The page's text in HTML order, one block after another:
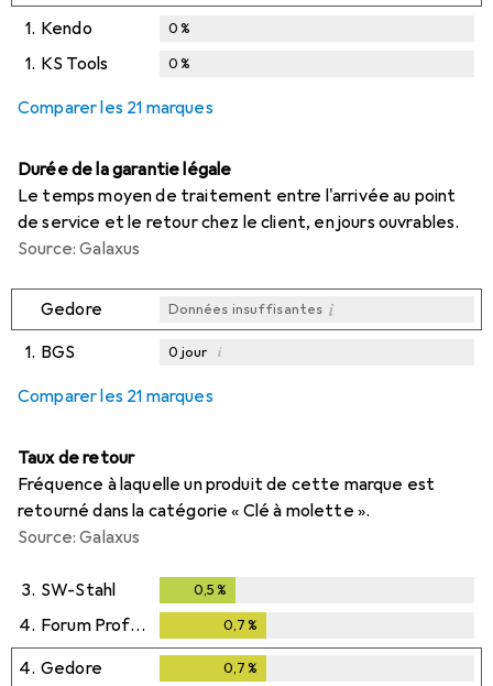
1. Kendo 0%
1. KS Tools 0%
Comparer les 21 marques
Durée de la garantie légale
Le temps moyen de traitement entre l'arrivée au point
de service et le retour chez le client, en jours ouvrables.
Source: Galaxus
Gedore Données insuffisantes i
1. BGS 0 jour i
Comparer les 21 marques
Taux de retour
Fréquence à laquelle un produit de cette marque est
retourné dans la catégorie « Clé à molette ».
Source: Galaxus
3. SW-Stahl 0,5 %
4. Forum Professional Solutions 0,7%
4. Gedore 0,7%